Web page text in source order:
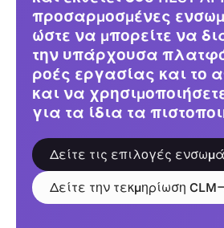
προσαρμοσμένες
ώστε να μπορείτε να
την υπάρχουσα
ροές εργασίας και το
και να
για τα ίδια τα
Δείτε τις επιλογές
Δείτε την τεκμηρίωση CLM